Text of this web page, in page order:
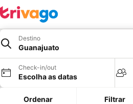
Destino
Guanajuato
Check-in/out
Escolha as datas
Ordenar Filtrar